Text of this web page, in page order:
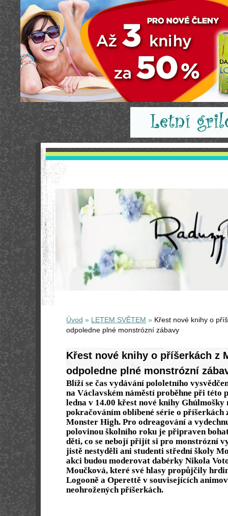
Úvod » LETEM SVĚTEM » Křest nové knihy o
odpoledne plné monstrózní zábavy
Křest nové knihy o příšerkách z
odpoledne plné monstrózní
Blíží se čas vydávání pololetního
na Václavském náměstí proběhne při této
ledna v 14.00 křest nové knihy Ghúlmošky
pokračováním oblíbené série o příšerkách
Monster High. Pro odreagování a
polovinou školního roku je připraven
děti, co se nebojí přijít si pro monstrózní
jistě nestyděli ani studenti střední školy
akci budou moderovat dabérky Nikola
Moučková, které své hlasy propůjčily
Logooně a Operettě v souvisejících
neohrožených příšerkách.